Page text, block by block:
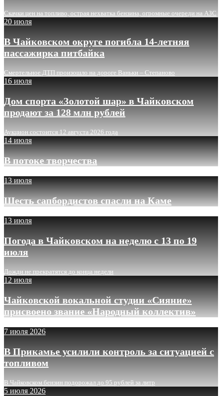
Скачки цен на топливо, острая нехватка бензина, огромные очереди на АЗС
20 июля
В Чайковском округе погибла 14-летняя
пассажирка питбайка
Смертельное ДТП произошло на дороге Ваньки – Степаново
16 июля
Дом спорта «Золотой шар» в Чайковском
продают за 128 млн рублей
Аукцион состоится 12 августа 2026 года
14 июля
В потоке творчества
13 июля
Шесть сапбордистов спасли на Каме
13 июля
Погода в Чайковском на неделю с 13 по 19
июля
Дожди не прекратятся до конца недели
12 июля
Чайковской вокальной студии «Сияние»
присвоено звание «Народный коллектив»
7 июля 2026
В Прикамье усилили контроль за ситуацией с
топливом
В Чайковском бензин подорожал до 95 рублей за литр
5 июля 2026